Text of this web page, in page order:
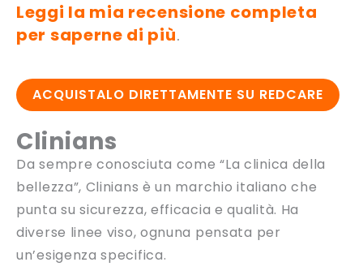
Leggi la mia recensione completa
per saperne di più.
ACQUISTALO DIRETTAMENTE SU REDCARE
Clinians
Da sempre conosciuta come “La clinica della
bellezza”, Clinians è un marchio italiano che
punta su sicurezza, efficacia e qualità. Ha
diverse linee viso, ognuna pensata per
un’esigenza specifica.